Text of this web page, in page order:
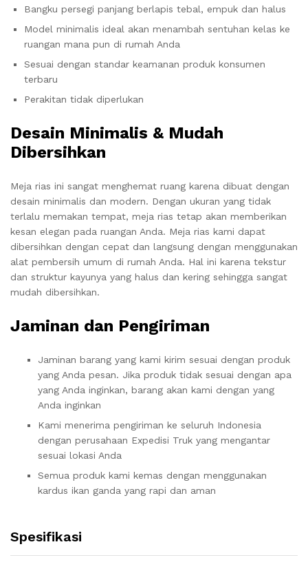
Bangku persegi panjang berlapis tebal, empuk dan halus
Model minimalis ideal akan menambah sentuhan kelas ke
ruangan mana pun di rumah Anda
Sesuai dengan standar keamanan produk konsumen
terbaru
Perakitan tidak diperlukan
Desain Minimalis & Mudah
Dibersihkan
Meja rias ini sangat menghemat ruang karena dibuat dengan
desain minimalis dan modern. Dengan ukuran yang tidak
terlalu memakan tempat, meja rias tetap akan memberikan
kesan elegan pada ruangan Anda. Meja rias kami dapat
dibersihkan dengan cepat dan langsung dengan menggunakan
alat pembersih umum di rumah Anda. Hal ini karena tekstur
dan struktur kayunya yang halus dan kering sehingga sangat
mudah dibersihkan.
Jaminan dan Pengiriman
Jaminan barang yang kami kirim sesuai dengan produk
yang Anda pesan. Jika produk tidak sesuai dengan apa
yang Anda inginkan, barang akan kami dengan yang
Anda inginkan
Kami menerima pengiriman ke seluruh Indonesia
dengan perusahaan Expedisi Truk yang mengantar
sesuai lokasi Anda
Semua produk kami kemas dengan menggunakan
kardus ikan ganda yang rapi dan aman
Spesifikasi